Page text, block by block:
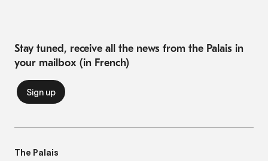
Stay tuned, receive all the news from the Palais in
your mailbox (in French)
The Palais